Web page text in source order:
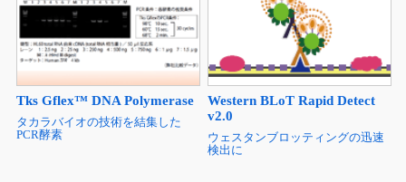
Tks Gflex™ DNA Polymerase
タカラバイオの技術を結集した
PCR酵素
Western BLoT Rapid Detect
v2.0
ウェスタンブロッティングの迅速
検出に